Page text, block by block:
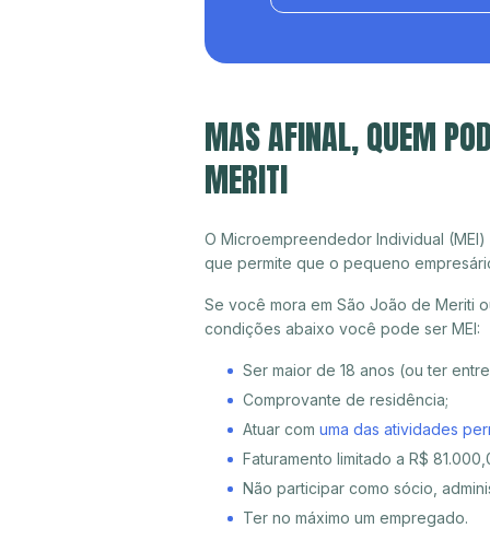
MAS AFINAL, QUEM
MERITI
O Microempreendedor Individual
que permite que o pequeno
Se você mora em São João de Meriti
condições abaixo você pode ser MEI:
Ser maior de 18 anos (ou ter
Comprovante de residência;
Atuar com uma das atividades
Faturamento limitado a R$
Não participar como sócio,
Ter no máximo um empregado.